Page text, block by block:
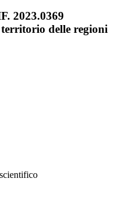
2023.0369
delle regioni